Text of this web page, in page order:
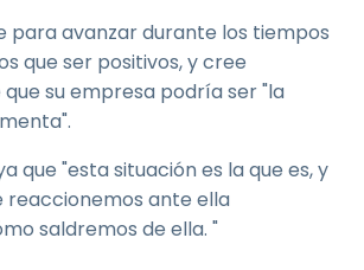
para avanzar durante los tiempos
que ser positivos, y cree
su empresa podría ser "la
que "esta situación es la que es, y
reaccionemos ante ella
saldremos de ella. "